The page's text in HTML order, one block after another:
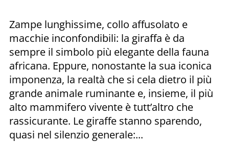
Zampe lunghissime, collo affusolato e
macchie inconfondibili: la giraffa è da
sempre il simbolo più elegante della fauna
africana. Eppure, nonostante la sua iconica
imponenza, la realtà che si cela dietro il più
grande animale ruminante e, insieme, il più
alto mammifero vivente è tutt’altro che
rassicurante. Le giraffe stanno sparendo,
quasi nel silenzio generale:...